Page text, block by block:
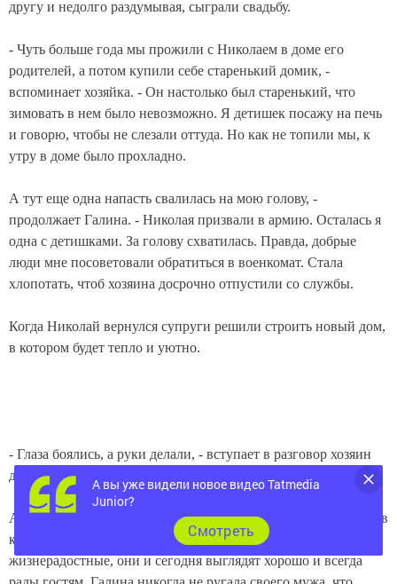
другу и недолго раздумывая, сыграли свадьбу.
- Чуть больше года мы прожили с Николаем в доме его
родителей, а потом купили себе старенький домик, -
вспоминает хозяйка. - Он настолько был старенький, что
зимовать в нем было невозможно. Я детишек посажу на печь
и говорю, чтобы не слезали оттуда. Но как не топили мы, к
утру в доме было прохладно.
А тут еще одна напасть свалилась на мою голову, -
продолжает Галина. - Николая призвали в армию. Осталась я
одна с детишками. За голову схватилась. Правда, добрые
люди мне посоветовали обратиться в военкомат. Стала
хлопотать, чтоб хозяина досрочно отпустили со службы.
Когда Николай вернулся супруги решили строить новый дом,
в котором будет тепло и уютно.
- Глаза боялись, а руки делали, - вступает в разговор хозяин
дома. - Работали, детей растили и стены поднимали.
А работы раньше в деревне было много. Супруги трудились в
колхозе. Он - механизатором, а она - дояркой. Веселые,
жизнерадостные, они и сегодня выглядят хорошо и всегда
А вы уже видели новое видео Tatmedia
Junior?
Cмотреть